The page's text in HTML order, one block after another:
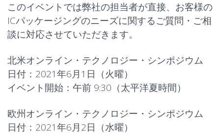
このイベントでは弊社の担当者が直接、お客様の
ICパッケージングのニーズに関するご質問・ご相
談に対応させていただきます。
北米オンライン・テクノロジー・シンポジウム
日付：2021年6月1日（火曜）
イベント開始：午前 9:30（太平洋夏時間）
欧州オンライン・テクノロジー・シンポジウム
日付：2021年6月2日（水曜）